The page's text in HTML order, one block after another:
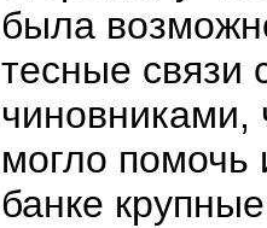
была
тесные связи
могло помочь
банке